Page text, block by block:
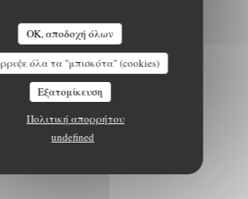
OK, αποδοχή όλων
όλα τα "μπισκότα" (cookies)
Εξατομίκευση
Πολιτική απορρήτου
undefined